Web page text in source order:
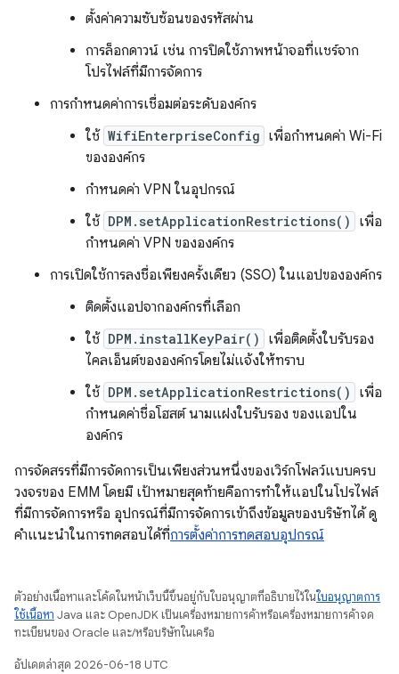
ตั้งค่าความซับซ้อนของรหัสผ่าน
การล็อกดาวน์ เช่น การปิดใช้ภาพหน้าจอที่แชร์จาก
โปรไฟล์ที่มีการจัดการ
การกำหนดค่าการเชื่อมต่อระดับองค์กร
ใช้ WifiEnterpriseConfig เพื่อกำหนดค่า Wi-Fi
ขององค์กร
กำหนดค่า VPN ในอุปกรณ์
ใช้ DPM.setApplicationRestrictions()
เพื่อ
กำหนดค่า VPN ขององค์กร
การเปิดใช้การลงชื่อเพียงครั้งเดียว (SSO) ในแอปขององค์กร
ติดตั้งแอปจากองค์กรที่เลือก
ใช้ DPM.installKeyPair()
เพื่อติดตั้งใบรับรอง
ไคลเอ็นต์ขององค์กรโดยไม่แจ้งให้ทราบ
ใช้ DPM.setApplicationRestrictions()
เพื่อ
กำหนดค่าชื่อโฮสต์ นามแฝงใบรับรอง ของแอปใน
องค์กร
การจัดสรรที่มีการจัดการเป็นเพียงส่วนหนึ่งของเวิร์กโฟลว์แบบครบ
วงจรของ EMM โดยมี เป้าหมายสุดท้ายคือการทำให้แอปในโปรไฟล์
ที่มีการจัดการหรือ อุปกรณ์ที่มีการจัดการเข้าถึงข้อมูลของบริษัทได้ ดู
คำแนะนำในการทดสอบได้ที่การตั้งค่าการทดสอบอุปกรณ์
ตัวอย่างเนื้อหาและโค้ดในหน้าเว็บนี้ขึ้นอยู่กับใบอนุญาตที่อธิบายไว้ในใบอนุญาตการ
ใช้เนื้อหา Java และ OpenJDK เป็นเครื่องหมายการค้าหรือเครื่องหมายการค้าจด
ทะเบียนของ Oracle และ/หรือบริษัทในเครือ
อัปเดตล่าสุด 2026-06-18 UTC